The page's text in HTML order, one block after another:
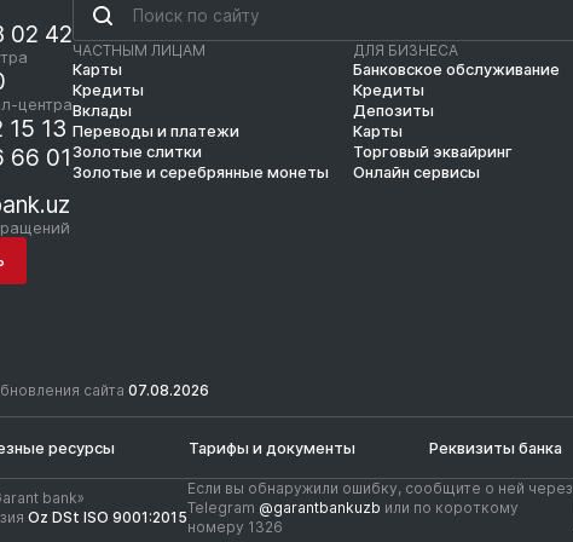
02 42
центра
15 13
66 01
ЧАСТНЫМ ЛИЦАМ
Карты
Кредиты
Вклады
Переводы и платежи
Золотые слитки
Золотые и серебрянные монеты
ДЛЯ БИЗНЕСА
Банковское обслуживание
Кредиты
Депозиты
Карты
Торговый эквайринг
Онлайн сервисы
сайта 07.08.2026
ресурсы Тарифы и документы Реквизиты банка
bank»
Oz DSt ISO 9001:2015
Если вы обнаружили ошибку, сообщите о ней через
Telegram @garantbankuzb или по короткому
номеру 1326